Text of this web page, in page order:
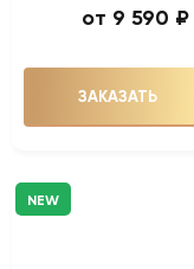
9 590 ₽
ЗАКАЗАТЬ
NEW